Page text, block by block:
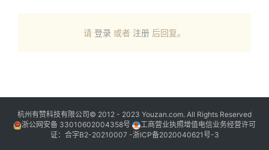
请 登录 或者 注册 后回复。
杭州有赞科技有限公司© 2012 - 2023 Youzan.com. All Rights Reserved
浙公网安备 33010602004358号
工商营业执照增值电信业务经营许可
证：合字B2-20210007 -浙ICP备2020040621号-3